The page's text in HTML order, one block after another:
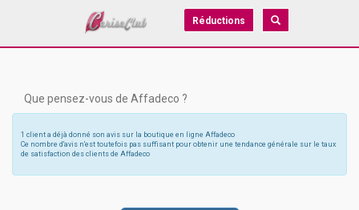
Réductions
Que pensez-vous de Affadeco ?
1 client a déjà donné son avis sur la boutique en ligne Affadeco
Ce nombre d'avis n'est toutefois pas suffisant pour obtenir une tendance générale sur le taux
de satisfaction des clients de Affadeco